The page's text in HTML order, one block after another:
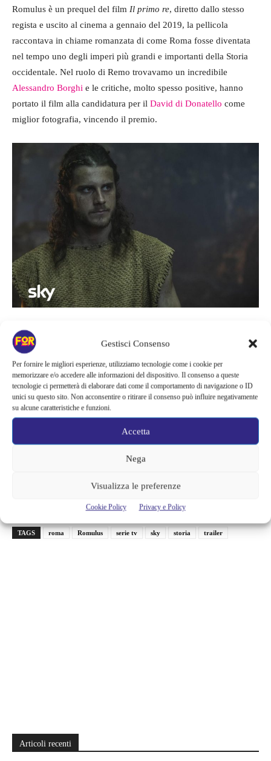
Gestisci Consenso
Per fornire le migliori esperienze, utilizziamo tecnologie come i cookie per
memorizzare e/o accedere alle informazioni del dispositivo. Il consenso a queste
tecnologie ci permetterà di elaborare dati come il comportamento di navigazione o ID
unici su questo sito. Non acconsentire o ritirare il consenso può influire negativamente
su alcune caratteristiche e funzioni.
Accetta
Nega
Visualizza le preferenze
Cookie Policy Privacy e Policy
Romulus è un prequel del film Il primo re, diretto dallo stesso
regista e uscito al cinema a gennaio del 2019, la pellicola
raccontava in chiame romanzata di come Roma fosse diventata
nel tempo uno degli imperi più grandi e importanti della Storia
occidentale. Nel ruolo di Remo trovavamo un incredibile
Alessandro Borghi e le critiche, molto spesso positive, hanno
portato il film alla candidatura per il David di Donatello come
miglior fotografia, vincendo il premio.
Alcune somiglianze tra serie tv e film si notano subito
scelta di girare tutte le scene in naturale, che stato uno dei suoi
punti forti, oppure anche la recitazione in protolatino, mentre
quello che andremo a perdere sarà la recitazione di Borghi, ma i
ruoli saranno affidati a un grande cast tra cui spiccano Andrea
Fontana (Ilia), tre ragazzi cresciuti nella violenza e potenza di un
mondo arcaico e pericoloso, dove il destino di ogni uomo viene
deciso dal potere implacabile della natura, dove tutto è sacro e in
TAGS roma Romulus serie tv sky storia trailer
Articoli recenti